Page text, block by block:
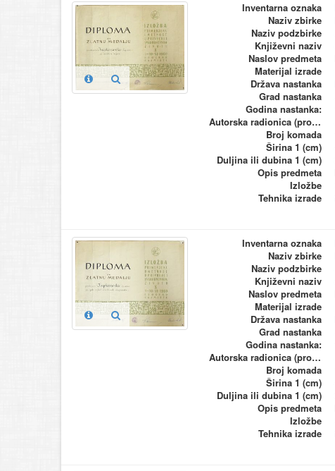
Inventarna oznaka
Naziv zbirke
Naziv podzbirke
Književni naziv
Naslov predmeta
Materijal izrade
Država nastanka
Grad nastanka
Godina nastanka:
Autorska radionica (proizvođač)
Broj komada
Širina 1 (cm)
Duljina ili dubina 1 (cm)
Opis predmeta
Izložbe
Tehnika izrade
Inventarna oznaka
Naziv zbirke
Naziv podzbirke
Književni naziv
Naslov predmeta
Materijal izrade
Država nastanka
Grad nastanka
Godina nastanka:
Autorska radionica (proizvođač)
Broj komada
Širina 1 (cm)
Duljina ili dubina 1 (cm)
Opis predmeta
Izložbe
Tehnika izrade